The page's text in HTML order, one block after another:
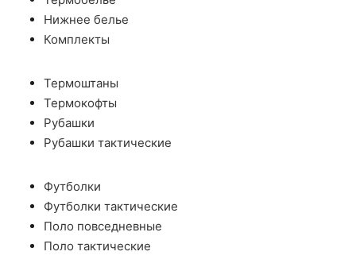
Нижнее белье
Комплекты
Термоштаны
Термокофты
Рубашки
Рубашки тактические
Футболки
Футболки тактические
Поло повседневные
Поло тактические